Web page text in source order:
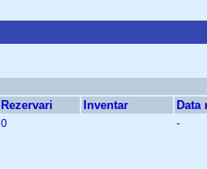
Rezervari Inventar Data
0 -